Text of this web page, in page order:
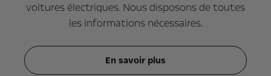
voitures électriques. Nous disposons de toutes
les informations nécessaires.
En savoir plus